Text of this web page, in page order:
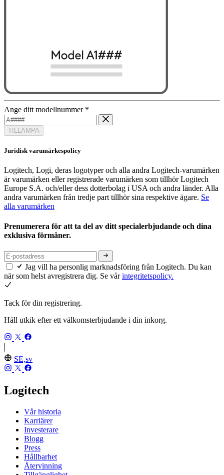
Ange ditt modellnummer *
TILLÄMPA
Juridisk varumärkespolicy
Logitech, Logi, deras logotyper och alla andra Logitech-varumärken
är varumärken eller registrerade varumärken som tillhör Logitech
Europe S.A. och/eller dess dotterbolag i USA och andra länder. Alla
andra varumärken från tredje part tillhör sina respektive ägare. Se
alla varumärken
Prenumerera för att ta del av ditt specialerbjudande och dina
exklusiva förmåner.
Jag vill ha personlig marknadsföring från Logitech. Du kan
när som helst avregistrera dig. Se vårintegritetspolicy.
Tack för din registrering.
Håll utkik efter ett välkomsterbjudande i din inkorg.
SE,sv
Logitech
Vår historia
Karriärer
Investerare
Blogg
Press
Hållbarhet
Återvinning